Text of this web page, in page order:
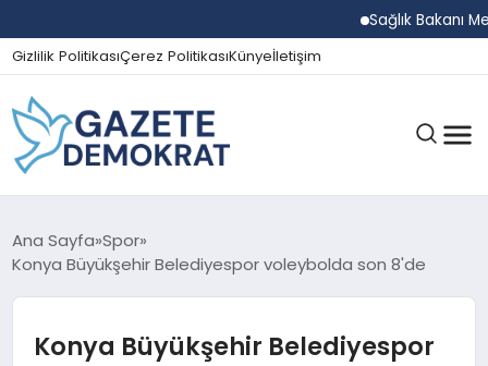
Sağlık Bakanı
Gizlilik PolitikasıÇerez PolitikasıKünyeİletişim
GÜNDEM
Ana Sayfa Spor
Konya Büyükşehir Belediyespor voleybolda son 8'de
Konya Büyükşehir Belediyespor